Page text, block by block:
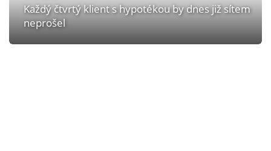
Každý čtvrtý klient s hypotékou by dnes již sítem
neprošel